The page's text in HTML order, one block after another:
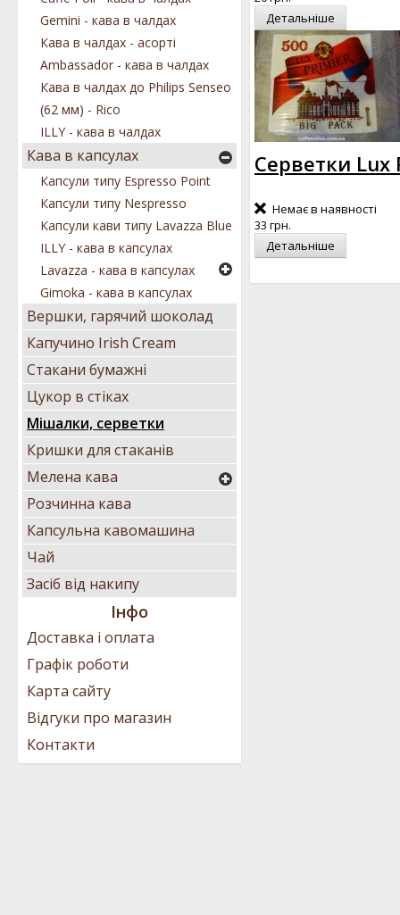
Детальніше
Серветки Lux
Немає в наявності
33 грн.
Детальніше
Gemini - кава в чалдах
Кава в чалдах - асорті
Ambassador - кава в чалдах
Кава в чалдах до Philips Senseo
(62 мм) - Rico
ILLY - кава в чалдах
Кава в капсулах
Капсули типу Espresso Point
Капсули типу Nespresso
Капсули кави типу Lavazza Blue
ILLY - кава в капсулах
Lavazza - кава в капсулах
Gimoka - кава в капсулах
Вершки, гарячий шоколад
Капучино Irish Cream
Стакани бумажні
Цукор в стіках
Мішалки, серветки
Кришки для стаканів
Мелена кава
Розчинна кава
Капсульна кавомашина
Чай
Засіб від накипу
Інфо
Доставка і оплата
Графік роботи
Карта сайту
Відгуки про магазин
Контакти